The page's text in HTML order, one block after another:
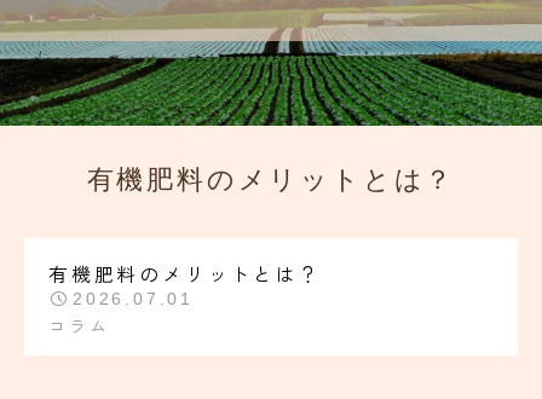
有機肥料のメリットとは？
有機肥料のメリットとは？
2026.07.01
コラム